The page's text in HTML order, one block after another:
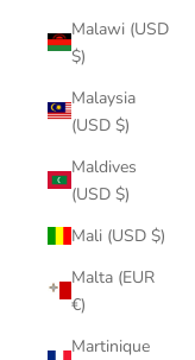
Malawi (USD
$)
Malaysia
(USD $)
Maldives
(USD $)
Mali (USD $)
Malta (EUR
€)
Martinique